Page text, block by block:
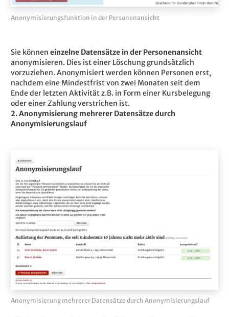
Anonymisierungsfunktion in der Personenansicht
Sie können einzelne Datensätze in der Personenansicht
anonymisieren. Dies ist einer Löschung grundsätzlich
vorzuziehen. Anonymisiert werden können Personen erst,
nachdem eine Mindestfrist von zwei Monaten seit dem
Ende der letzten Aktivität z.B. in Form einer Kursbelegung
oder einer Zahlung verstrichen ist.
2. Anonymisierung mehrerer Datensätze durch
Anonymisierungslauf
Anonymisierung mehrerer Datensätze durch Anonymisierungslauf